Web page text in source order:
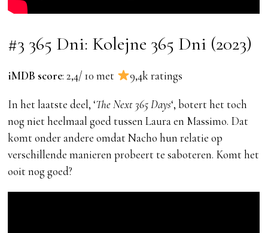
#3 365 Dni: Kolejne 365 Dni (2023)
iMDB score: 2,4/ 10 met 9,4k ratings
In het laatste deel, ‘The Next 365 Days‘, botert het toch
nog niet heelmaal goed tussen Laura en Massimo. Dat
komt onder andere omdat Nacho hun relatie op
verschillende manieren probeert te saboteren. Komt het
ooit nog goed?